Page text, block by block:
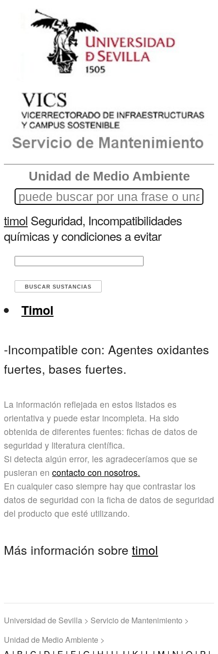
Unidad de Medio Ambiente
timol Seguridad, Incompatibilidades
químicas y condiciones a evitar
Timol
-Incompatible con: Agentes oxidantes
fuertes, bases fuertes.
La información reflejada en estos listados es
orientativa y puede estar incompleta. Ha sido
obtenida de diferentes fuentes: fichas de datos de
seguridad y literatura científica.
Si detecta algún error, les agradeceríamos que se
pusieran en contacto con nosotros.
En cualquier caso siempre hay que contrastar los
datos de seguridad con la ficha de datos de seguridad
del producto que esté utilizando.
Más información sobre timol
Universidad de Sevilla > Servicio de Mantenimiento >
Unidad de Medio Ambiente >